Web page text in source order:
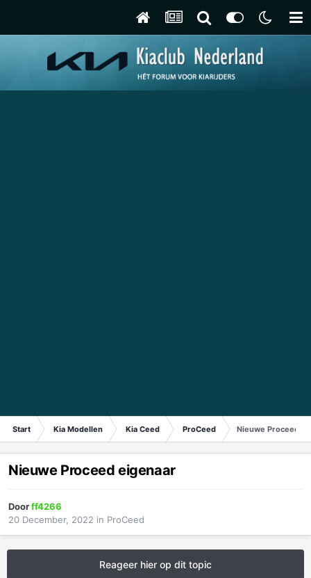
Start Kia Modellen Kia Ceed ProCeed Nieuwe Proceed
Nieuwe Proceed eigenaar
Doorff4266
20 December, 2022 in ProCeed
Reageer hier op dit topic